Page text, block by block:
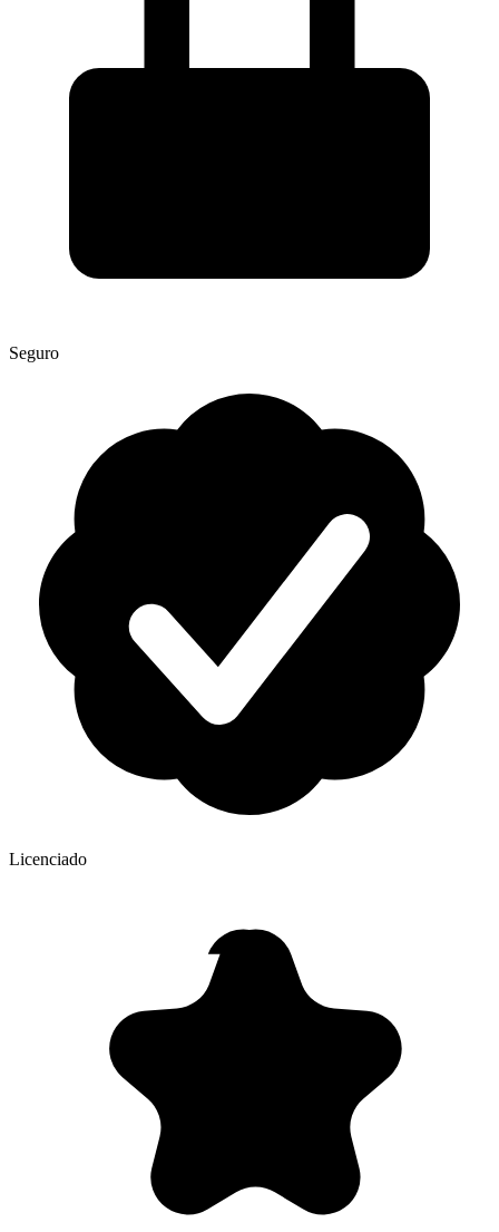
Seguro
Licenciado